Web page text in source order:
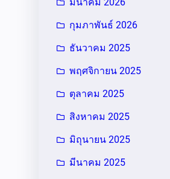
กุมภาพันธ์ 2026
ธันวาคม 2025
พฤศจิกายน 2025
ตุลาคม 2025
สิงหาคม 2025
มิถุนายน 2025
มีนาคม 2025